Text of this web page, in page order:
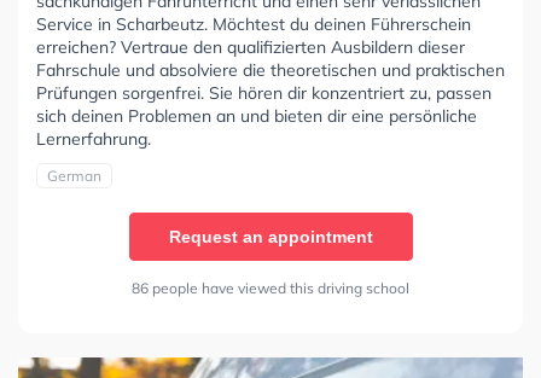
Service in Scharbeutz. Möchtest du deinen Führerschein
erreichen? Vertraue den qualifizierten Ausbildern dieser
Fahrschule und absolviere die theoretischen und praktischen
Prüfungen sorgenfrei. Sie hören dir konzentriert zu, passen
sich deinen Problemen an und bieten dir eine persönliche
Lernerfahrung.
German
Request an appointment
86 people have viewed this driving school